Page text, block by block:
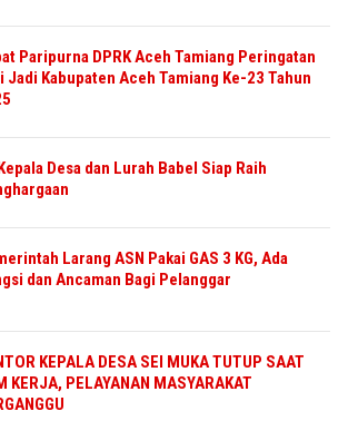
Paripurna DPRK Aceh Tamiang Peringatan
Jadi Kabupaten Aceh Tamiang Ke-23 Tahun
Desa dan Lurah Babel Siap Raih
Larang ASN Pakai GAS 3 KG, Ada
dan Ancaman Bagi Pelanggar
KEPALA DESA SEI MUKA TUTUP SAAT
KERJA, PELAYANAN MASYARAKAT